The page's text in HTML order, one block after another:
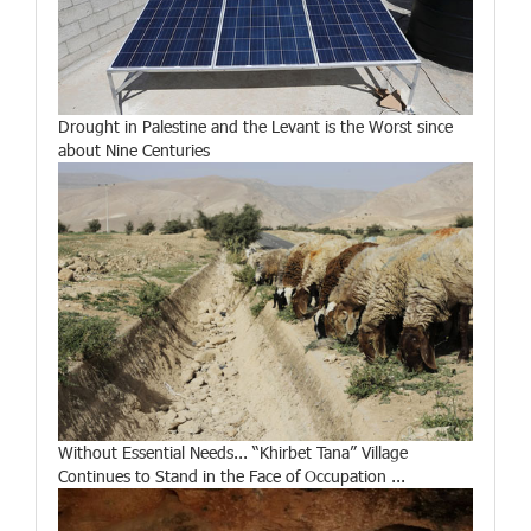
Drought in Palestine and the Levant is the Worst since
about Nine Centuries
Without Essential Needs... “Khirbet Tana” Village
Continues to Stand in the Face of Occupation ...